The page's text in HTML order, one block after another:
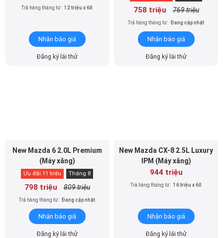
Trả hàng tháng từ: 12 triệu x 60
Nhận báo giá
Đăng ký lái thử
758 triệu 769 triệu
Trả hàng tháng từ: Đang cập nhật
Nhận báo giá
Đăng ký lái thử
New Mazda 6 2.0L Premium
(Máy xăng)
Ưu đãi 11 triệu Tháng 8
798 triệu 809 triệu
Trả hàng tháng từ: Đang cập nhật
Nhận báo giá
Đăng ký lái thử
New Mazda CX-8 2.5L Luxury
IPM (Máy xăng)
944 triệu
Trả hàng tháng từ: 16 triệu x 60
Nhận báo giá
Đăng ký lái thử